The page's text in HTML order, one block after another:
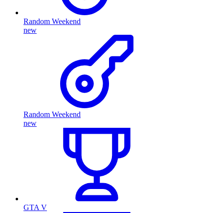
Random Weekend
new
Random Weekend
new
GTA V